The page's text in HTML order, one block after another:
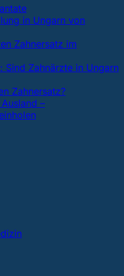
in Ungarn von
Zahnersatz im
Sind Zahnärzte in Ungarn
Zahnersatz?
–